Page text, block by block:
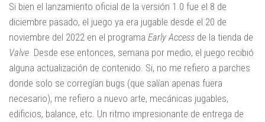
Si bien el lanzamiento oficial de la versión 1.0 fue el 8 de
diciembre pasado, el juego ya era jugable desde el 20 de
noviembre del 2022 en el programa Early Access de la tienda de
Valve. Desde ese entonces, semana por medio, el juego recibió
alguna actualización de contenido. Si, no me refiero a parches
donde solo se corregían bugs (que salían apenas fuera
necesario), me refiero a nuevo arte, mecánicas jugables,
edificios, balance, etc. Un ritmo impresionante de entrega de